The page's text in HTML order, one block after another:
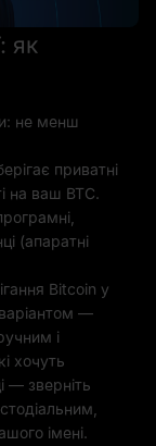
як
не менш
приватні
на ваш BTC.
(апаратні
Bitcoin у
—
і
хочуть
— зверніть
імені.